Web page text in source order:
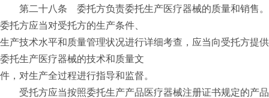
第二十八条 委托方负责委托生产医疗器械的质量和销售。
委托方应当对受托方的生产条件、
生产技术水平和质量管理状况进行详细考查，应当向受托方提供
委托生产医疗器械的技术和质量文
件，对生产全过程进行指导和监督。
受托方应当按照委托生产产品医疗器械注册证书规定的产品